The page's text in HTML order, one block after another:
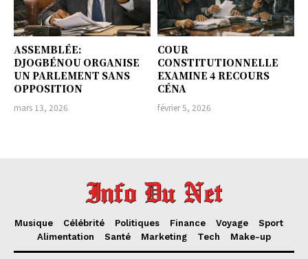
ASSEMBLÉE:
DJOGBÉNOU ORGANISE
UN PARLEMENT SANS
OPPOSITION
mars 13, 2026
COUR
CONSTITUTIONNELLE
EXAMINE 4 RECOURS
CÉNA
février 5, 2026
Musique Célébrité Politiques Finance Voyage
Sport
Alimentation
Santé Marketing Tech Make-up